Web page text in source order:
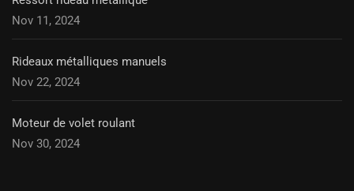
Nov 11, 2024
Rideaux métalliques manuels
Nov 22, 2024
Moteur de volet roulant
Nov 30, 2024